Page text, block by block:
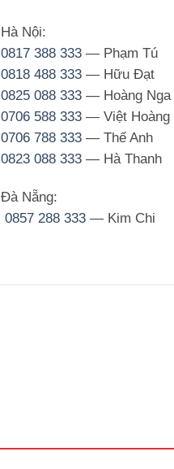
Hà Nội:
0817 388 333— Phạm Tú
0818 488 333— Hữu Đạt
0825 088 333— Hoàng Nga
0706 588 333— Việt Hoàng
0706 788 333— Thế Anh
0823 088 333— Hà Thanh
Đà Nẵng:
0857 288 333— Kim Chi